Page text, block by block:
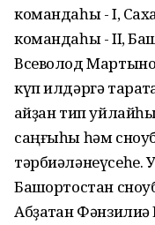
командаһы - I,
командаһы - II,
Всеволод
күп илдәргә
ҡайҙан тип
саңғыһы һәм
тәрбиәләнеүсеһе.
Башҡортостан
Абҙаҡтан